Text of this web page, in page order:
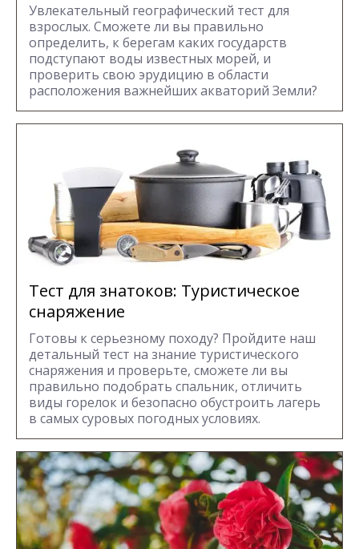
Увлекательный географический тест для
взрослых. Сможете ли вы правильно
определить, к берегам каких государств
подступают воды известных морей, и
проверить свою эрудицию в области
расположения важнейших акваторий Земли?
Тест для знатоков: Туристическое
снаряжение
Готовы к серьезному походу? Пройдите наш
детальный тест на знание туристического
снаряжения и проверьте, сможете ли вы
правильно подобрать спальник, отличить
виды горелок и безопасно обустроить лагерь
в самых суровых погодных условиях.